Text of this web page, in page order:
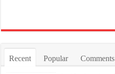
Recent Popular Comments